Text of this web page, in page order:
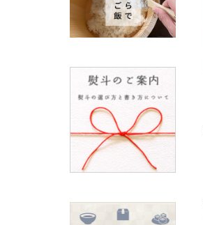
箒で見直す暮らしの基
準
NEW
ノスタルジックな肥前びーど
SUSgalleryと過ごす至福の時
千切りピーラーで仕込んでみ
星座マグでくつろぎのひとと
コーヒーミルで格別な1杯を
味わう